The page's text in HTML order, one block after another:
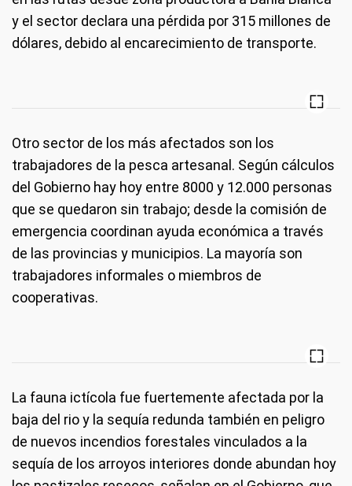
y el sector declara una pérdida por 315 millones de
dólares, debido al encarecimiento de transporte.
Otro sector de los más afectados son los
trabajadores de la pesca artesanal. Según cálculos
del Gobierno hay hoy entre 8000 y 12.000 personas
que se quedaron sin trabajo; desde la comisión de
emergencia coordinan ayuda económica a través
de las provincias y municipios. La mayoría son
trabajadores informales o miembros de
cooperativas.
La fauna ictícola fue fuertemente afectada por la
baja del rio y la sequía redunda también en peligro
de nuevos incendios forestales vinculados a la
sequía de los arroyos interiores donde abundan hoy